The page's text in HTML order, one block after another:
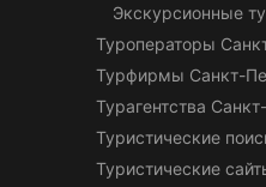
Экскурсионные
Туроператоры
Турфирмы Санкт-
Турагентства
Туристические
Туристические